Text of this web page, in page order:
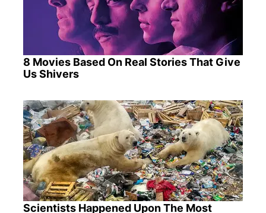
8 Movies Based On Real Stories That Give
Us Shivers
Scientists Happened Upon The Most